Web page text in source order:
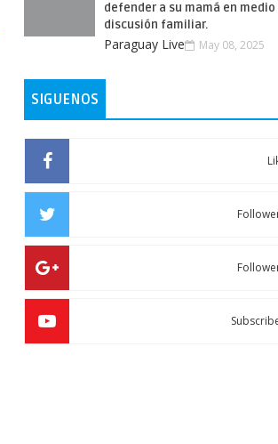
defender a su mamá en medio
discusión familiar.
Paraguay Live May 08, 2025
SIGUENOS